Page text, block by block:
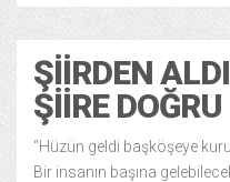
ŞIIRDEN
ŞIIRE DOĞRU
“Hüzün geldi başköşeye
Bir insanın başına